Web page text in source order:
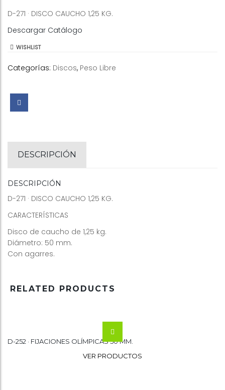
D-271 · DISCO CAUCHO 1,25 KG.
Descargar Catálogo
WISHLIST
Categorías: Discos, Peso Libre
DESCRIPCIÓN
DESCRIPCIÓN
D-271 · DISCO CAUCHO 1,25 KG.
CARACTERÍSTICAS
Disco de caucho de 1,25 kg.
Diámetro: 50 mm.
Con agarres.
RELATED PRODUCTS
Wishlist
VER PRODUCTOS
D-252 · FIJACIONES OLÍMPICAS 50 MM.